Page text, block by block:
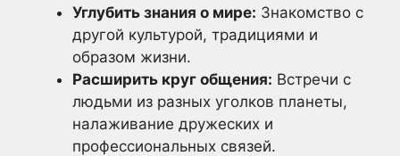
Углубить знания о мире: Знакомство с
другой культурой, традициями и
образом жизни.
Расширить круг общения: Встречи с
людьми из разных уголков планеты,
налаживание дружеских и
профессиональных связей.